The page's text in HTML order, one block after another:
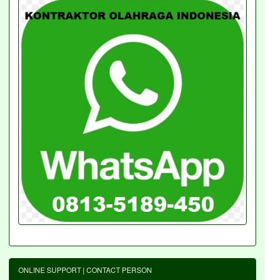
ONLINE SUPPORT | CONTACT PERSON